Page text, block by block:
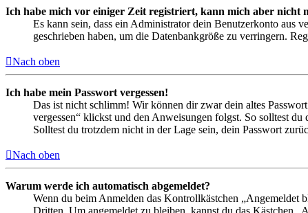
Ich habe mich vor einiger Zeit registriert, kann mich aber nicht
Es kann sein, dass ein Administrator dein Benutzerkonto aus
geschrieben haben, um die Datenbankgröße zu verringern.
Nach oben
Ich habe mein Passwort vergessen!
Das ist nicht schlimm! Wir können dir zwar dein altes
vergessen“ klickst und den Anweisungen folgst. So solltest
Solltest du trotzdem nicht in der Lage sein, dein Passwort
Nach oben
Warum werde ich automatisch abgemeldet?
Wenn du beim Anmelden das Kontrollkästchen „Angemeldet
Dritten. Um angemeldet zu bleiben, kannst du das Kästchen